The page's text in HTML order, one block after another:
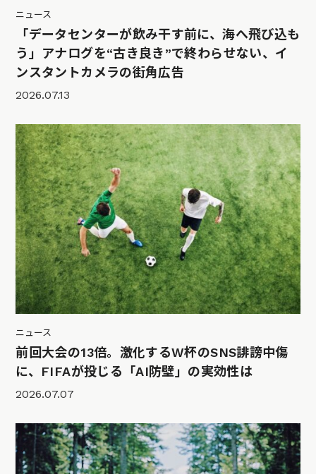
ニュース
「データセンターが飲み干す前に、海へ飛び込も
う」アナログを“古き良き”で終わらせない、イ
ンスタントカメラの街角広告
2026.07.13
ニュース
前回大会の13倍。激化するW杯のSNS誹謗中傷
に、FIFAが投じる「AI防壁」の実効性は
2026.07.07